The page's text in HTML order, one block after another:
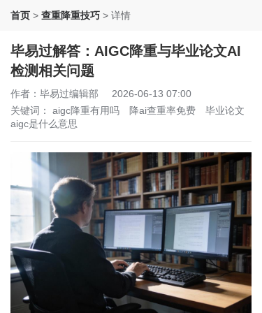
首页 > 查重降重技巧 > 详情
毕易过解答：AIGC降重与毕业论文AI
检测相关问题
作者：毕易过编辑部
2026-06-13 07:00
关键词： aigc降重有用吗 降ai查重率免费
毕业论文
aigc是什么意思